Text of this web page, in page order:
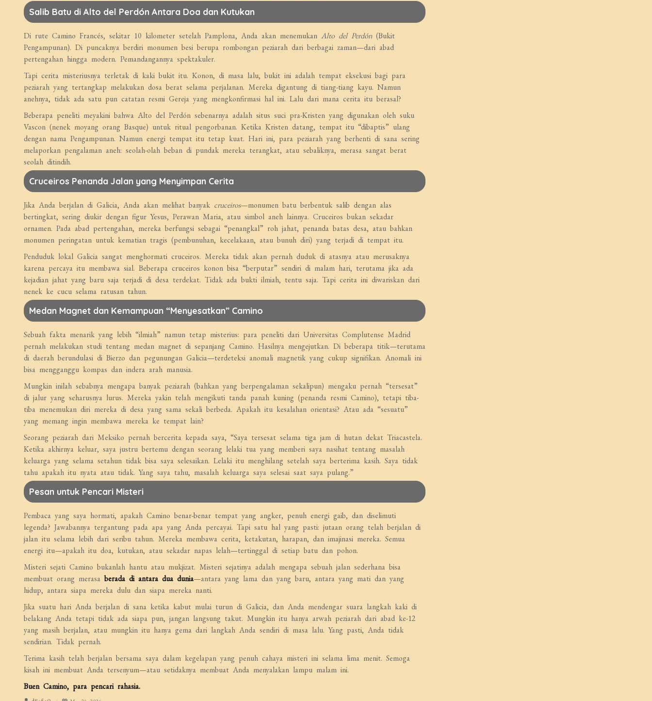
Salib Batu di Alto del Perdón Antara Doa dan Kutukan
Di rute Camino Francés, sekitar 10 kilometer setelah Pamplona, Anda akan menemukan Alto del Perdón(Bukit
Pengampunan). Di puncaknya berdiri monumen besi berupa rombongan peziarah dari berbagai zaman—dari abad
pertengahan hingga modern. Pemandangannya spektakuler.
Tapi cerita misteriusnya terletak di kaki bukit itu. Konon, di masa lalu, bukit ini adalah tempat eksekusi bagi para
peziarah yang tertangkap melakukan dosa berat selama perjalanan. Mereka digantung di tiang-tiang kayu. Namun
anehnya, tidak ada satu pun catatan resmi Gereja yang mengkonfirmasi hal ini. Lalu dari mana cerita itu berasal?
Beberapa peneliti meyakini bahwa Alto del Perdón sebenarnya adalah situs suci pra-Kristen yang digunakan oleh suku
Vascon (nenek moyang orang Basque) untuk ritual pengorbanan. Ketika Kristen datang, tempat itu “dibaptis” ulang
dengan nama Pengampunan. Namun energi tempat itu tetap kuat. Hari ini, para peziarah yang berhenti di sana sering
melaporkan pengalaman aneh: seolah-olah beban di pundak mereka terangkat, atau sebaliknya, merasa sangat berat
seolah ditindih.
Cruceiros Penanda Jalan yang Menyimpan Cerita
Jika Anda berjalan di Galicia, Anda akan melihat banyak cruceiros—monumen batu berbentuk salib dengan alas
bertingkat, sering diukir dengan figur Yesus, Perawan Maria, atau simbol aneh lainnya. Cruceiros bukan sekadar
ornamen. Pada abad pertengahan, mereka berfungsi sebagai “penangkal” roh jahat, penanda batas desa, atau bahkan
monumen peringatan untuk kematian tragis (pembunuhan, kecelakaan, atau bunuh diri) yang terjadi di tempat itu.
Penduduk lokal Galicia sangat menghormati cruceiros. Mereka tidak akan pernah duduk di atasnya atau merusaknya
karena percaya itu membawa sial. Beberapa cruceiros konon bisa “berputar” sendiri di malam hari, terutama jika ada
kejadian jahat yang baru saja terjadi di desa terdekat. Tidak ada bukti ilmiah, tentu saja. Tapi cerita ini diwariskan dari
nenek ke cucu selama ratusan tahun.
Medan Magnet dan Kemampuan “Menyesatkan” Camino
Sebuah fakta menarik yang lebih “ilmiah” namun tetap misterius: para peneliti dari Universitas Complutense Madrid
pernah melakukan studi tentang medan magnet di sepanjang Camino. Hasilnya mengejutkan. Di beberapa titik—terutama
di daerah berundulasi di Bierzo dan pegunungan Galicia—terdeteksi anomali magnetik yang cukup signifikan. Anomali ini
bisa mengganggu kompas dan indera arah manusia.
Mungkin inilah sebabnya mengapa banyak peziarah (bahkan yang berpengalaman sekalipun) mengaku pernah “tersesat”
di jalur yang seharusnya lurus. Mereka yakin telah mengikuti tanda panah kuning (penanda resmi Camino), tetapi tiba-
tiba menemukan diri mereka di desa yang sama sekali berbeda. Apakah itu kesalahan orientasi? Atau ada “sesuatu”
yang memang ingin membawa mereka ke tempat lain?
Seorang peziarah dari Meksiko pernah bercerita kepada saya, “Saya tersesat selama tiga jam di hutan dekat Triacastela.
Ketika akhirnya keluar, saya justru bertemu dengan seorang lelaki tua yang memberi saya nasihat tentang masalah
keluarga yang selama setahun tidak bisa saya selesaikan. Lelaki itu menghilang setelah saya berterima kasih. Saya tidak
tahu apakah itu nyata atau tidak. Yang saya tahu, masalah keluarga saya selesai saat saya pulang.”
Pesan untuk Pencari Misteri
Pembaca yang saya hormati, apakah Camino benar-benar tempat yang angker, penuh energi gaib, dan diselimuti
legenda? Jawabannya tergantung pada apa yang Anda percayai. Tapi satu hal yang pasti: jutaan orang telah berjalan di
jalan itu selama lebih dari seribu tahun. Mereka membawa cerita, ketakutan, harapan, dan imajinasi mereka. Semua
energi itu—apakah itu doa, kutukan, atau sekadar napas lelah—tertinggal di setiap batu dan pohon.
Misteri sejati Camino bukanlah hantu atau mukjizat. Misteri sejatinya adalah mengapa sebuah jalan sederhana bisa
membuat orang merasa berada di antara dua dunia—antara yang lama dan yang baru, antara yang mati dan yang
hidup, antara siapa mereka dulu dan siapa mereka nanti.
Jika suatu hari Anda berjalan di sana ketika kabut mulai turun di Galicia, dan Anda mendengar suara langkah kaki di
belakang Anda tetapi tidak ada siapa pun, jangan langsung takut. Mungkin itu hanya arwah peziarah dari abad ke-12
yang masih berjalan, atau mungkin itu hanya gema dari langkah Anda sendiri di masa lalu. Yang pasti, Anda tidak
sendirian. Tidak pernah.
Terima kasih telah berjalan bersama saya dalam kegelapan yang penuh cahaya misteri ini selama lima menit. Semoga
kisah ini membuat Anda tersenyum—atau setidaknya membuat Anda menyalakan lampu malam ini.
Buen Camino, para pencari rahasia.